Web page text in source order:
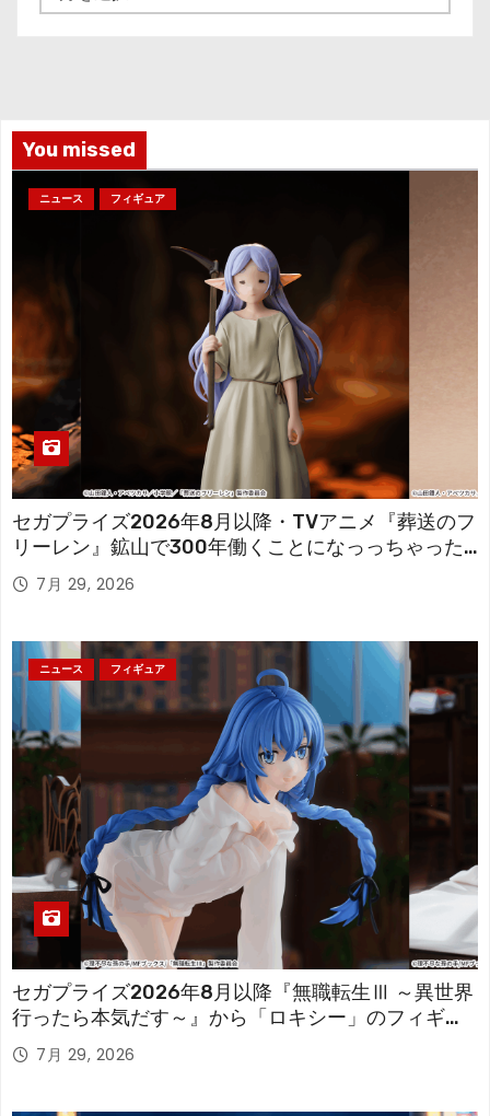
ー
You missed
ニュース フィギュア
セガプライズ2026年8月以降・TVアニメ『葬送のフ
リーレン』鉱山で300年働くことになっっちゃった
「フリーレン」を立体化！
7月 29, 2026
ニュース フィギュア
セガプライズ2026年8月以降『無職転生Ⅲ ～異世界
行ったら本気だす～』から「ロキシー」のフィギュ
アが登場！
7月 29, 2026